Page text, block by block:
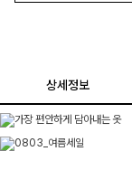
상세정보